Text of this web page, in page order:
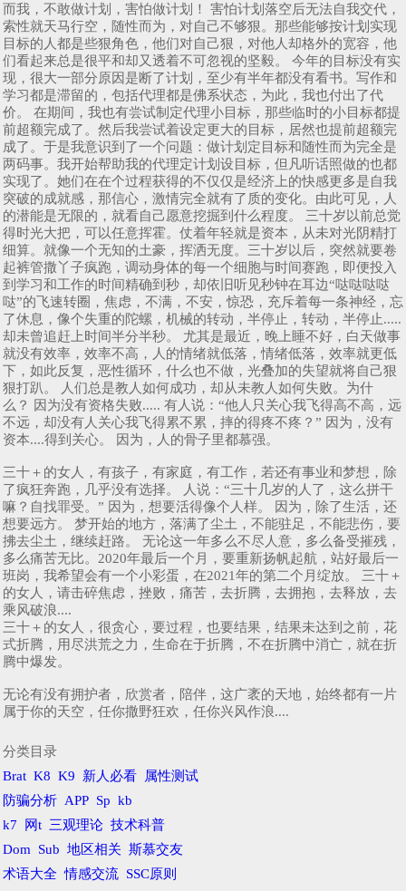
而我，不敢做计划，害怕做计划！ 害怕计划落空后无法自我交代，
索性就天马行空，随性而为，对自己不够狠。那些能够按计划实现
目标的人都是些狠角色，他们对自己狠，对他人却格外的宽容，他
们看起来总是很平和却又透着不可忽视的坚毅。 今年的目标没有实
现，很大一部分原因是断了计划，至少有半年都没有看书。写作和
学习都是滞留的，包括代理都是佛系状态，为此，我也付出了代
价。 在期间，我也有尝试制定代理小目标，那些临时的小目标都提
前超额完成了。然后我尝试着设定更大的目标，居然也提前超额完
成了。于是我意识到了一个问题：做计划定目标和随性而为完全是
两码事。我开始帮助我的代理定计划设目标，但凡听话照做的也都
实现了。她们在在个过程获得的不仅仅是经济上的快感更多是自我
突破的成就感，那信心，激情完全就有了质的变化。由此可见，人
的潜能是无限的，就看自己愿意挖掘到什么程度。 三十岁以前总觉
得时光大把，可以任意挥霍。仗着年轻就是资本，从未对光阴精打
细算。就像一个无知的土豪，挥洒无度。三十岁以后，突然就要卷
起裤管撒丫子疯跑，调动身体的每一个细胞与时间赛跑，即便投入
到学习和工作的时间精确到秒，却依旧听见秒钟在耳边“哒哒哒哒
哒”的飞速转圈，焦虑，不满，不安，惊恐，充斥着每一条神经，忘
了休息，像个失重的陀螺，机械的转动，半停止，转动，半停止.....
却未曾追赶上时间半分半秒。 尤其是最近，晚上睡不好，白天做事
就没有效率，效率不高，人的情绪就低落，情绪低落，效率就更低
下，如此反复，恶性循环，什么也不做，光叠加的失望就将自己狠
狠打趴。 人们总是教人如何成功，却从未教人如何失败。为什
么？ 因为没有资格失败..... 有人说：“他人只关心我飞得高不高，远
不远，却没有人关心我飞得累不累，摔的得疼不疼？” 因为，没有
资本....得到关心。 因为，人的骨子里都慕强。
三十＋的女人，有孩子，有家庭，有工作，若还有事业和梦想，除
了疯狂奔跑，几乎没有选择。 人说：“三十几岁的人了，这么拼干
嘛？自找罪受。” 因为，想要活得像个人样。 因为，除了生活，还
想要远方。 梦开始的地方，落满了尘土，不能驻足，不能悲伤，要
拂去尘土，继续赶路。 无论这一年多么不尽人意，多么备受摧残，
多么痛苦无比。2020年最后一个月，要重新扬帆起航，站好最后一
班岗，我希望会有一个小彩蛋，在2021年的第二个月绽放。 三十＋
的女人，请击碎焦虑，挫败，痛苦，去折腾，去拥抱，去释放，去
乘风破浪....
三十＋的女人，很贪心，要过程，也要结果，结果未达到之前，花
式折腾，用尽洪荒之力，生命在于折腾，不在折腾中消亡，就在折
腾中爆发。
无论有没有拥护者，欣赏者，陪伴，这广袤的天地，始终都有一片
属于你的天空，任你撒野狂欢，任你兴风作浪....
分类目录
Brat K8 K9 新人必看
属性测试
防骗分析 APP Sp kb
k7
网t 三观理论 技术科普
Dom
Sub 地区相关 斯慕交友
术语大全 情感交流 SSC原则